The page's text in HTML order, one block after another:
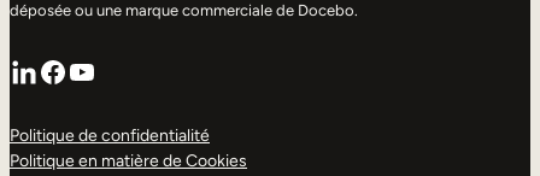
déposée ou une marque commerciale de Docebo.
LinkedIn
Facebook
YouTube
Politique de confidentialité
Politique en matière de Cookies